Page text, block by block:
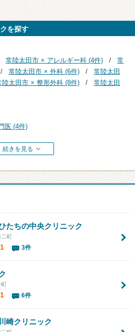
を探す
常陸太田市 × アレルギー科 (4件)
常
常陸太田市 × 外科 (6件)
常陸太田
陸太田市 × 整形外科 (8件)
常陸太田
医 (4件)
続きを見る
たちの中央クリニック
二町
3件
町
6件
崎クリニック